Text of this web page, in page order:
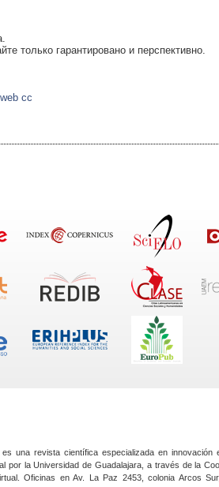
только гарантировано и перспективно.
cc
una revista científica especializada en innovación
por la Universidad de Guadalajara, a través de la
Oficinas en Av. La Paz 2453, colonia Arcos